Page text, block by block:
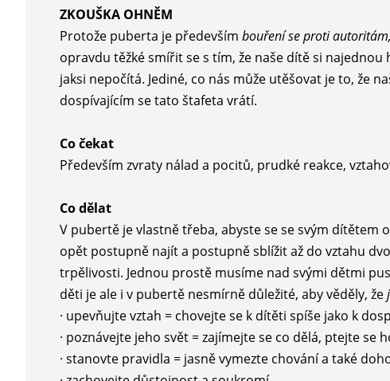
ZKOUŠKA OHNĚM
Protože puberta je předevšímbouření se proti autoritám,
opravdu těžké smířit se s tím, že naše dítě si
jaksi nepočítá. Jediné, co nás může utěšovat je to, že
dospívajícím se tato štafeta vrátí.
Co čekat
Především zvraty nálad a pocitů, prudké reakce,
Co dělat
V pubertě je vlastně třeba, abyste se se svým
opět postupně najít a postupně sblížit až do vztahu
trpělivosti. Jednou prostě musíme nad svými dětmi
děti je ale i v pubertě nesmírně důležité, aby věděly, že
· upevňujte vztah = chovejte se k dítěti spíše jako k
· poznávejte jeho svět = zajímejte se co dělá, ptejte se
· stanovte pravidla = jasně vymezte chování a také